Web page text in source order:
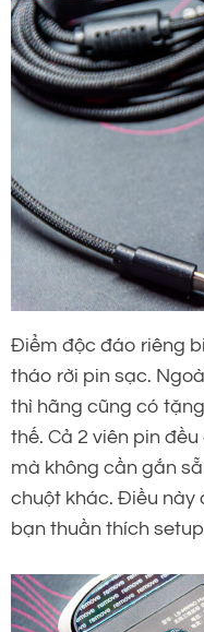
Điểm độc đáo riêng
tháo rời pin sạc.
thì hãng cũng có
thế. Cả 2 viên pin
mà không cần gắn
chuột khác. Điều này
bạn thuần thích